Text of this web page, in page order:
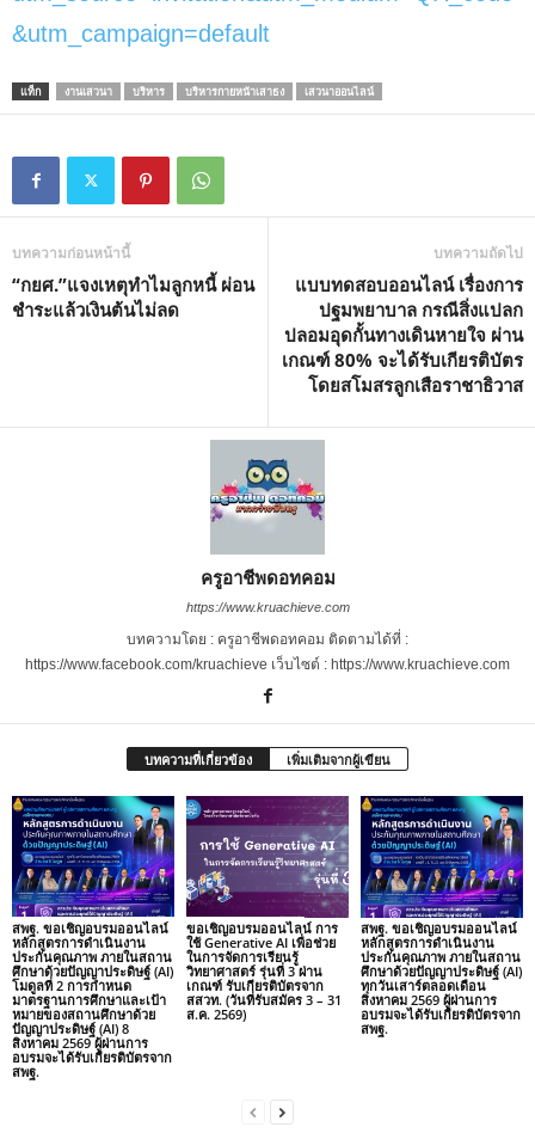
&utm_campaign=default
แท็ก งานเสวนา บริหาร บริหารกายหน้าเสาธง เสวนาออนไลน์
บทความก่อนหน้านี้
“กยศ.”แจงเหตุทำไมลูกหนี้ ผ่อน
ชำระแล้วเงินต้นไม่ลด
บทความถัดไป
แบบทดสอบออนไลน์ เรื่องการ
ปฐมพยาบาล กรณีสิ่งแปลก
ปลอมอุดกั้นทางเดินหายใจ ผ่าน
เกณฑ์ 80% จะได้รับเกียรติบัตร
โดยสโมสรลูกเสือราชาธิวาส
ครูอาชีพดอทคอม
https://www.kruachieve.com
บทความโดย : ครูอาชีพดอทคอม ติดตามได้ที่ :
https://www.facebook.com/kruachieve เว็บไซต์ : https://www.kruachieve.com
บทความที่เกี่ยวข้อง เพิ่มเติมจากผู้เขียน
สพฐ. ขอเชิญอบรมออนไลน์
หลักสูตรการดำเนินงาน
ประกันคุณภาพ ภายในสถาน
ศึกษาด้วยปัญญาประดิษฐ์ (AI)
โมดูลที่ 2 การกำหนด
มาตรฐานการศึกษาและเป้า
หมายของสถานศึกษาด้วย
ปัญญาประดิษฐ์ (AI) 8
สิงหาคม 2569 ผู้ผ่านการ
อบรมจะได้รับเกียรติบัตรจาก
สพฐ.
ขอเชิญอบรมออนไลน์ การ
ใช้ Generative AI เพื่อช่วย
ในการจัดการเรียนรู้
วิทยาศาสตร์ รุ่นที่ 3 ผ่าน
เกณฑ์ รับเกียรติบัตรจาก
สสวท. (วันที่รับสมัคร 3 – 31
ส.ค. 2569)
สพฐ. ขอเชิญอบรมออนไลน์
หลักสูตรการดำเนินงาน
ประกันคุณภาพ ภายในสถาน
ศึกษาด้วยปัญญาประดิษฐ์ (AI)
ทุกวันเสาร์ตลอดเดือน
สิงหาคม 2569 ผู้ผ่านการ
อบรมจะได้รับเกียรติบัตรจาก
สพฐ.